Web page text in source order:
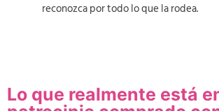
reconozca por todo lo que la rodea.
Lo que realmente está